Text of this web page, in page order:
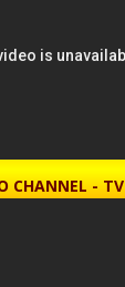
CHANNEL - TV